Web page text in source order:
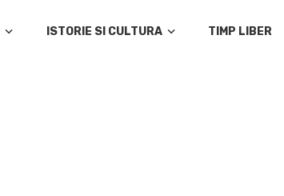
ISTORIE SI CULTURA TIMP LIBER